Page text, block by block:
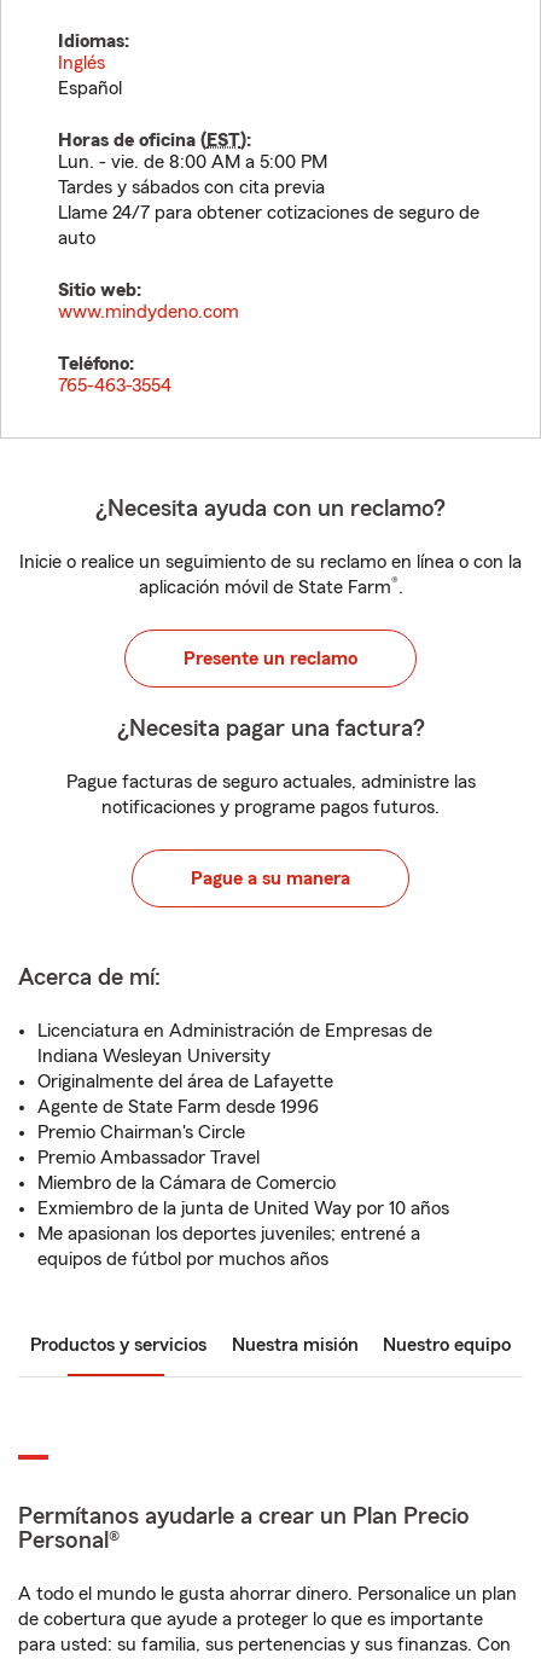
Idiomas:
Inglés
Español
Horas de oficina (EST):
Lun. - vie. de 8:00 AM a 5:00 PM
Tardes y sábados con cita previa
Llame 24/7 para obtener cotizaciones de seguro de
auto
Sitio web:
www.mindydeno.com
Teléfono:
765-463-3554
¿Necesita ayuda con un reclamo?
Inicie o realice un seguimiento de su reclamo en línea o con la
aplicación móvil de State Farm®.
Presente un reclamo
¿Necesita pagar una factura?
Pague facturas de seguro actuales, administre las
notificaciones y programe pagos futuros.
Pague a su manera
Acerca de mí:
Licenciatura en Administración de Empresas de
Indiana Wesleyan University
Originalmente del área de Lafayette
Agente de State Farm desde 1996
Premio Chairman's Circle
Premio Ambassador Travel
Miembro de la Cámara de Comercio
Exmiembro de la junta de United Way por 10 años
Me apasionan los deportes juveniles; entrené a
equipos de fútbol por muchos años
Productos y servicios Nuestra misión Nuestro equipo
Permítanos ayudarle a crear un Plan Precio
Personal®
A todo el mundo le gusta ahorrar dinero. Personalice un plan
de cobertura que ayude a proteger lo que es importante
para usted: su familia, sus pertenencias y sus finanzas. Con